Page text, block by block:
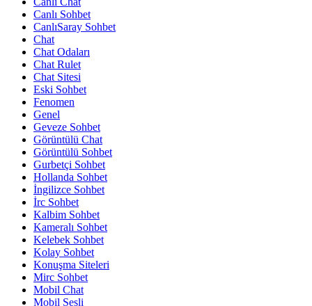
Canlı Sohbet
CanlıSaray Sohbet
Chat
Chat Odaları
Chat Rulet
Chat Sitesi
Eski Sohbet
Fenomen
Genel
Geveze Sohbet
Görüntülü Chat
Görüntülü Sohbet
Gurbetçi Sohbet
Hollanda Sohbet
İngilizce Sohbet
İrc Sohbet
Kalbim Sohbet
Kameralı Sohbet
Kelebek Sohbet
Kolay Sohbet
Konuşma Siteleri
Mirc Sohbet
Mobil Chat
Mobil Sesli